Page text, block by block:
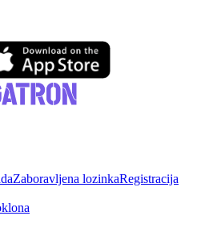
Zaboravljena lozinkaRegistracija